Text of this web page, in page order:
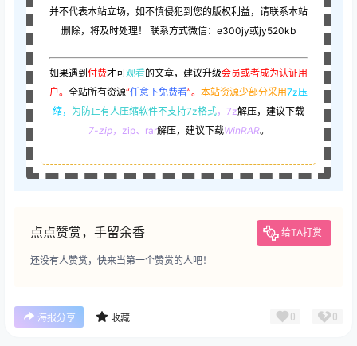
并不代表本站立场，如不慎侵犯到您的版权利益，请联系本站
删除，将及时处理！ 联系方式微信：e300jy或jy520kb
如果遇到付费才可观看的文章，建议升级会员或者成为认证用
户。 全站所有资源“任意下免费看”。 本站资源少部分采用7z压
缩， 为防止有人压缩软件不支持7z格式，7z解压，建议下载
7-zip，zip、rar解压，建议下载WinRAR。
点点赞赏，手留余香 给TA打赏
还没有人赞赏，快来当第一个赞赏的人吧！
海报分享 收藏 0 0